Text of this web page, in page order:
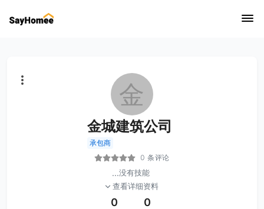
金
金城建筑公司
承包商
0 条评论
...没有技能
查看详细资料
0 0